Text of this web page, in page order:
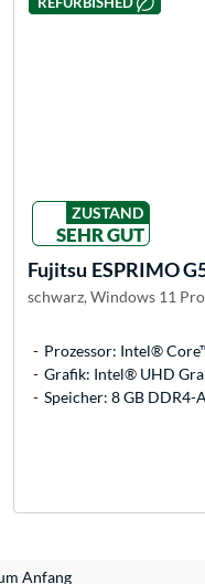
ZUSTAND
SEHR GUT
Fujitsu ESPRIMO
schwarz, Windows 11 Pro
Prozessor: Intel®
Grafik: Intel® UHD
Speicher: 8 GB DDR4-
Anfang